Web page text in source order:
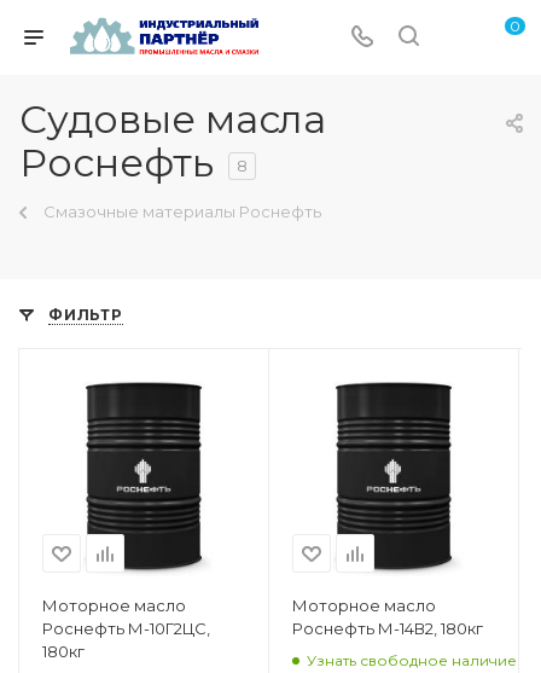
0
Судовые масла
Роснефть
8
Смазочные материалы Роснефть
ФИЛЬТР
Моторное масло
Роснефть М-10Г2ЦС,
180кг
Моторное масло
Роснефть М-14В2, 180кг
Узнать свободное наличие